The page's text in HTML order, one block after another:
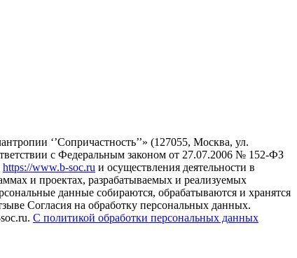
‘’Сопричастность’’» (127055, Москва, ул.
с Федеральным законом от 27.07.2006 № 152-ФЗ
https://www.b-soc.ru и осуществления деятельности в
и проектах, разрабатываемых и реализуемых
данные собираются, обрабатываются и хранятся
Согласия на обработку персональных данных.
С политикой обработки персональных данных